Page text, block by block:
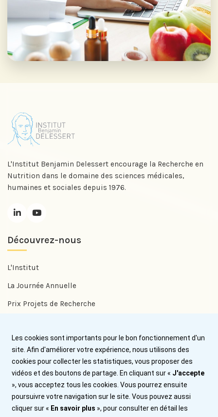
L'Institut Benjamin Delessert encourage la Recherche en
Nutrition dans le domaine des sciences médicales,
humaines et sociales depuis 1976.
Découvrez-nous
L'Institut
La Journée Annuelle
Prix Projets de Recherche
Prix Jean Trémolières
Aide
Nous contacter
Plan du site
Les cookies sont importants pour le bon fonctionnement d'un
site. Afin d'améliorer votre expérience, nous utilisons des
cookies pour collecter les statistiques, vous proposer des
vidéos et des boutons de partage. En cliquant sur « J'accepte
», vous acceptez tous les cookies. Vous pourrez ensuite
poursuivre votre navigation sur le site. Vous pouvez aussi
cliquer sur « En savoir plus », pour consulter en détail les